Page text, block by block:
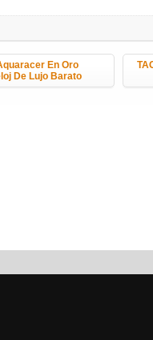
entrada
En Oro
De Lujo Barato